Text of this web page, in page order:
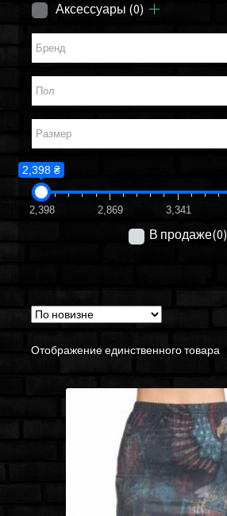
Аксессуары (0)
2,398 ₴
2,398 2,869 3,341
В продаже(0)
Отображение единственного товара